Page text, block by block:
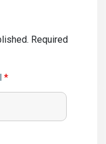
Required
*